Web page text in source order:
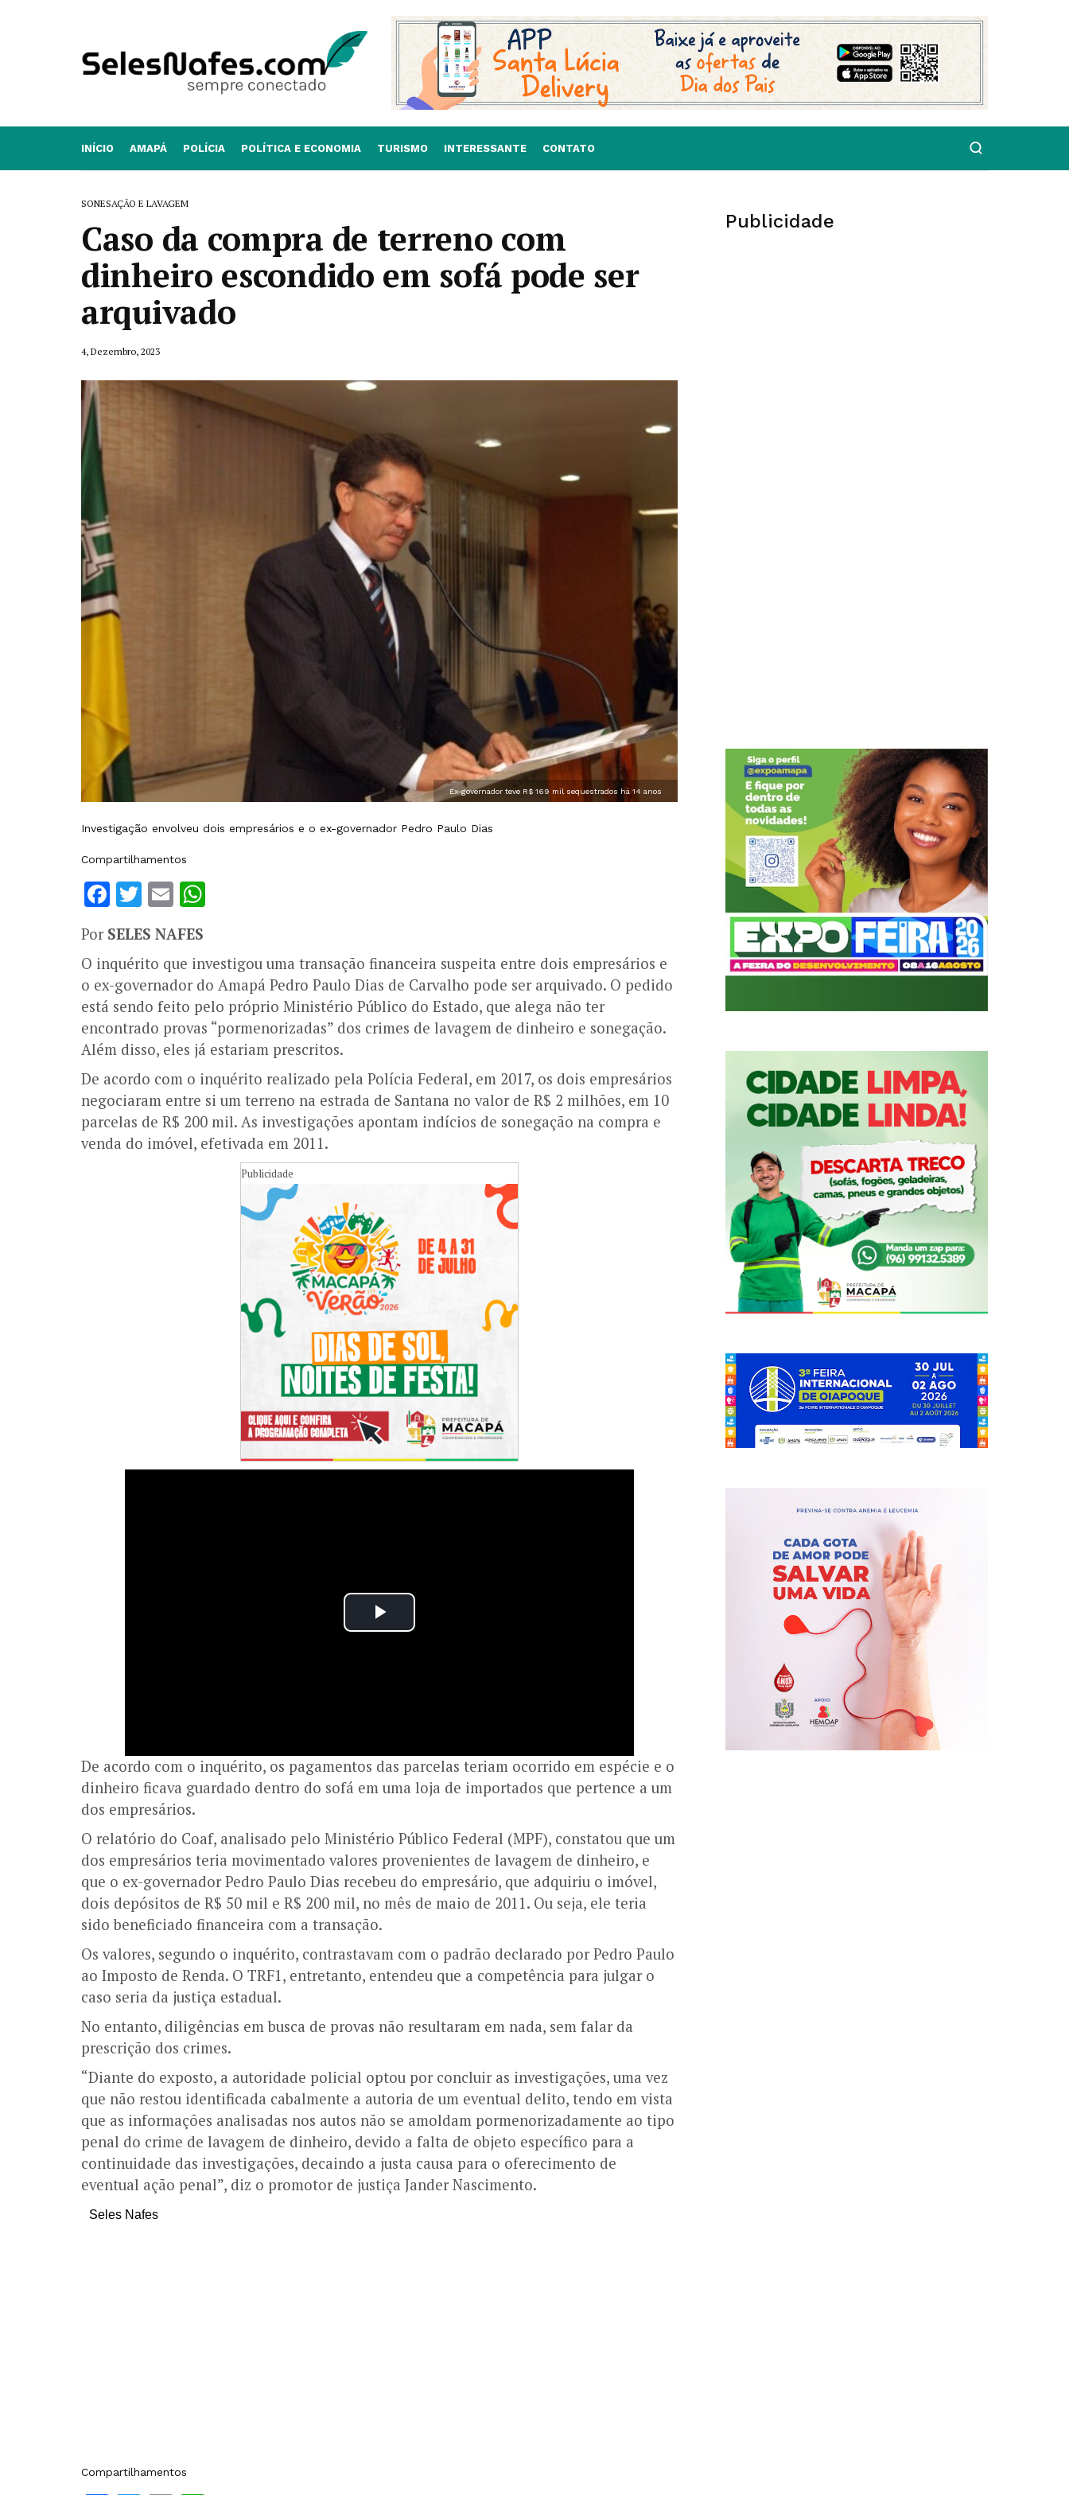
INÍCIO AMAPÁ POLÍCIA POLÍTICA E ECONOMIA TURISMO INTERESSANTE CONTATO
SONESAÇÃO E LAVAGEM
Caso da compra de terreno com
dinheiro escondido em sofá pode ser
arquivado
4, Dezembro, 2023
Ex-governador teve R$ 169 mil sequestrados há 14 anos
Investigação envolveu dois empresários e o ex-governador Pedro Paulo Dias
Compartilhamentos
Facebook
Twitter
Email
Por SELES NAFES
O inquérito que investigou uma transação financeira suspeita entre dois empresários e
o ex-governador do Amapá Pedro Paulo Dias de Carvalho pode ser arquivado. O pedido
está sendo feito pelo próprio Ministério Público do Estado, que alega não ter
encontrado provas “pormenorizadas” dos crimes de lavagem de dinheiro e sonegação.
Além disso, eles já estariam prescritos.
De acordo com o inquérito realizado pela Polícia Federal, em 2017, os dois empresários
negociaram entre si um terreno na estrada de Santana no valor de R$ 2 milhões, em 10
parcelas de R$ 200 mil. As investigações apontam indícios de sonegação na compra e
venda do imóvel, efetivada em 2011.
Publicidade
De acordo com o inquérito, os pagamentos das parcelas teriam ocorrido em espécie e o
dinheiro ficava guardado dentro do sofá em uma loja de importados que pertence a um
dos empresários.
O relatório do Coaf, analisado pelo Ministério Público Federal (MPF), constatou que um
dos empresários teria movimentado valores provenientes de lavagem de dinheiro, e
que o ex-governador Pedro Paulo Dias recebeu do empresário, que adquiriu o imóvel,
dois depósitos de R$ 50 mil e R$ 200 mil, no mês de maio de 2011. Ou seja, ele teria
sido beneficiado financeira com a transação.
Os valores, segundo o inquérito, contrastavam com o padrão declarado por Pedro Paulo
ao Imposto de Renda. O TRF1, entretanto, entendeu que a competência para julgar o
caso seria da justiça estadual.
No entanto, diligências em busca de provas não resultaram em nada, sem falar da
prescrição dos crimes.
“Diante do exposto, a autoridade policial optou por concluir as investigações, uma vez
que não restou identificada cabalmente a autoria de um eventual delito, tendo em vista
que as informações analisadas nos autos não se amoldam pormenorizadamente ao tipo
penal do crime de lavagem de dinheiro, devido a falta de objeto específico para a
continuidade das investigações, decaindo a justa causa para o oferecimento de
eventual ação penal”, diz o promotor de justiça Jander Nascimento.
Seles Nafes
Compartilhamentos
Publicidade